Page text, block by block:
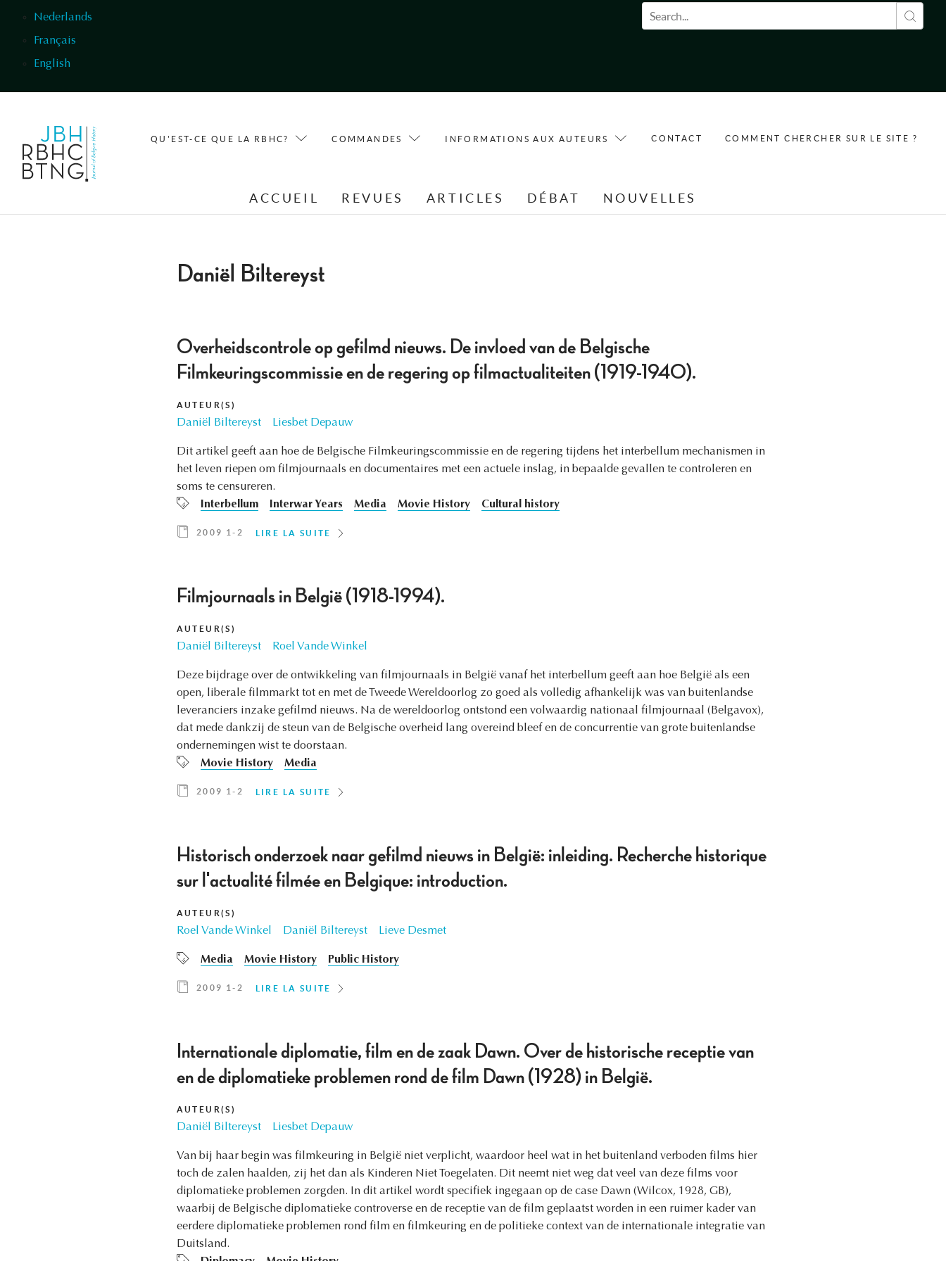
Nederlands
Français
English
Formulaire de recherche
QU'EST-CE QUE LA RBHC? COMMANDES INFORMATIONS AUX AUTEURS CONTACT COMMENT CHERCHER SUR LE SITE ?
ACCUEIL REVUES ARTICLES DÉBAT NOUVELLES
Daniël Biltereyst
Overheidscontrole op gefilmd nieuws. De invloed van de Belgische
Filmkeuringscommissie en de regering op filmactualiteiten (1919-1940).
AUTEUR(S)
Daniël Biltereyst Liesbet Depauw
Dit artikel geeft aan hoe de Belgische Filmkeuringscommissie en de regering tijdens het interbellum mechanismen in
het leven riepen om filmjournaals en documentaires met een actuele inslag, in bepaalde gevallen te controleren en
soms te censureren.
Interbellum
Interwar Years Media Movie History Cultural history
2009 1-2 LIRE LA SUITE
Filmjournaals in België (1918-1994).
AUTEUR(S)
Daniël Biltereyst Roel Vande Winkel
Deze bijdrage over de ontwikkeling van filmjournaals in België vanaf het interbellum geeft aan hoe België als een
open, liberale filmmarkt tot en met de Tweede Wereldoorlog zo goed als volledig afhankelijk was van buitenlandse
leveranciers inzake gefilmd nieuws. Na de wereldoorlog ontstond een volwaardig nationaal filmjournaal (Belgavox),
dat mede dankzij de steun van de Belgische overheid lang overeind bleef en de concurrentie van grote buitenlandse
ondernemingen wist te doorstaan.
Movie History
Media
2009 1-2 LIRE LA SUITE
Historisch onderzoek naar gefilmd nieuws in België: inleiding. Recherche historique
sur l'actualité filmée en Belgique: introduction.
AUTEUR(S)
Roel Vande Winkel Daniël Biltereyst Lieve Desmet
Media Movie History Public History
2009 1-2 LIRE LA SUITE
Internationale diplomatie, film en de zaak Dawn. Over de historische receptie van
en de diplomatieke problemen rond de film Dawn (1928) in België.
AUTEUR(S)
Daniël Biltereyst Liesbet Depauw
Van bij haar begin was filmkeuring in België niet verplicht, waardoor heel wat in het buitenland verboden films hier
toch de zalen haalden, zij het dan als Kinderen Niet Toegelaten. Dit neemt niet weg dat veel van deze films voor
diplomatieke problemen zorgden. In dit artikel wordt specifiek ingegaan op de case Dawn (Wilcox, 1928, GB),
waarbij de Belgische diplomatieke controverse en de receptie van de film geplaatst worden in een ruimer kader van
eerdere diplomatieke problemen rond film en filmkeuring en de politieke context van de internationale integratie van
Duitsland.